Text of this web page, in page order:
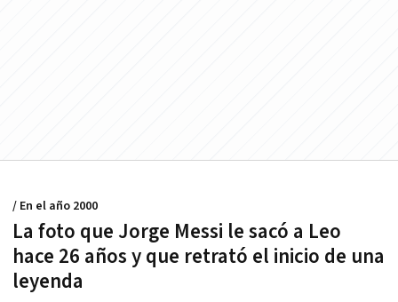
La foto que Jorge Messi le sacó a Leo
hace 26 años y que retrató el inicio de una
leyenda
/ En el año 2000